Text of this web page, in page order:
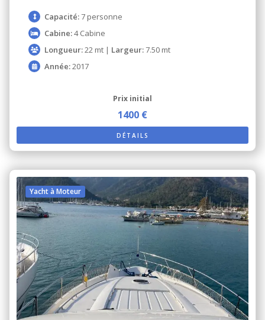
Capacité:7 personne
Cabine:4 Cabine
Longueur:22 mt | Largeur:7.50 mt
Année:2017
Prix ​​initial
1400 €
DÉTAILS
Yacht à Moteur